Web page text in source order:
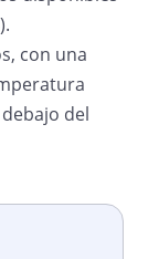
con una
del